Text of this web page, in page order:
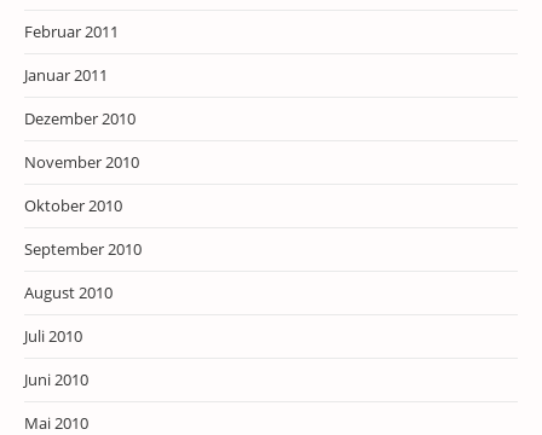
Februar 2011
Januar 2011
Dezember 2010
November 2010
Oktober 2010
September 2010
August 2010
Juli 2010
Juni 2010
Mai 2010